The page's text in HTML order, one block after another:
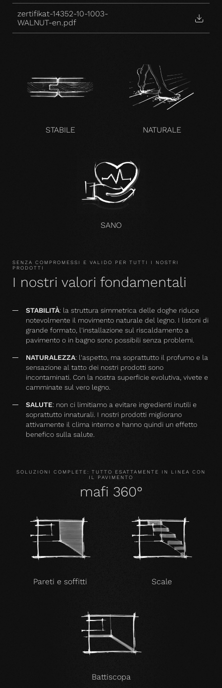
zertifikat-14352-10-1003-
WALNUT-en.pdf
STABILE NATURALE
SANO
SENZA COMPROMESSI E VALIDO PER TUTTI I NOSTRI
PRODOTTI
I nostri valori fondamentali
STABILITÀ: la struttura simmetrica delle doghe riduce
notevolmente il movimento naturale del legno. I listoni di
grande formato, l'installazione sul riscaldamento a
pavimento o in bagno sono possibili senza problemi.
NATURALEZZA: l'aspetto, ma soprattutto il profumo e la
sensazione al tatto dei nostri prodotti sono
incontaminati. Con la nostra superficie evolutiva, vivete e
camminate sul vero legno.
SALUTE: non ci limitiamo a evitare ingredienti inutili e
soprattutto innaturali. I nostri prodotti migliorano
attivamente il clima interno e hanno quindi un effetto
benefico sulla salute.
SOLUZIONI COMPLETE: TUTTO ESATTAMENTE IN LINEA CON
IL PAVIMENTO
mafi 360°
Pareti e soffitti Scale
Battiscopa